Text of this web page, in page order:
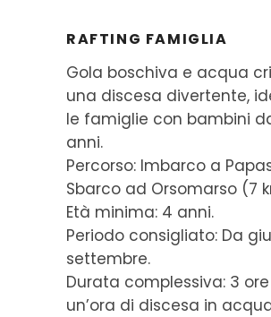
RAFTING FAMIGLIA
Gola boschiva e acqua
una discesa divertente,
le famiglie con bambini
anni.
Percorso: Imbarco a
Sbarco ad Orsomarso (7
Età minima: 4 anni.
Periodo consigliato: Da
settembre.
Durata complessiva: 3
un’ora di discesa in